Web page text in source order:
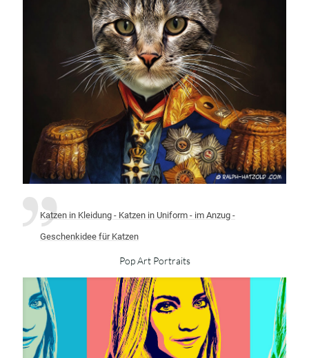
Katzen in Kleidung - Katzen in Uniform - im Anzug -
Geschenkidee für Katzen
Pop Art Portraits